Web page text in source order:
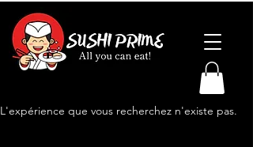
L'expérience que vous recherchez n'existe pas.